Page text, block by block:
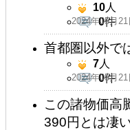
2024年05月
10人
0件
首都圏以外で
2024年05月
7人
0件
この諸物価高
390円とは凄